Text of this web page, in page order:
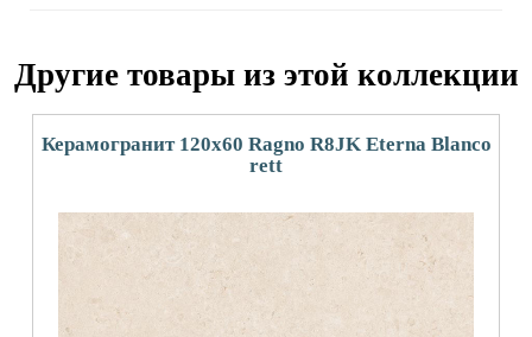
Другие товары из этой коллекции
Керамогранит 120x60 Ragno R8JK Eterna Blanco
rett